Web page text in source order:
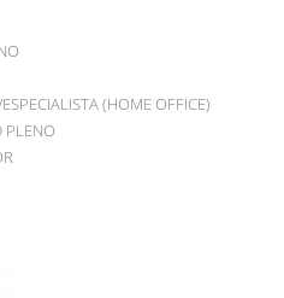
(HOME OFFICE)
PLENO